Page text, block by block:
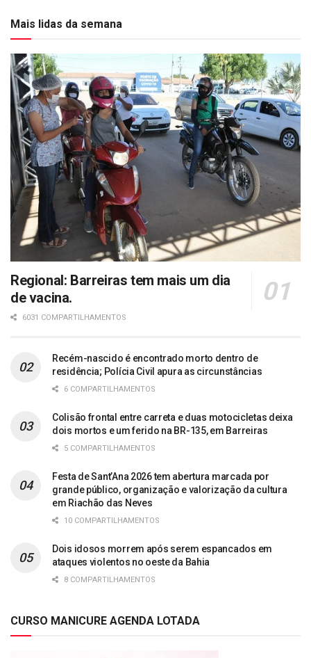
Mais lidas da semana
Regional: Barreiras tem mais um dia
de vacina.
6031 COMPARTILHAMENTOS
Recém-nascido é encontrado morto dentro de
residência; Polícia Civil apura as circunstâncias
6 COMPARTILHAMENTOS
Colisão frontal entre carreta e duas motocicletas deixa
dois mortos e um ferido na BR-135, em Barreiras
5 COMPARTILHAMENTOS
Festa de Sant’Ana 2026 tem abertura marcada por
grande público, organização e valorização da cultura
em Riachão das Neves
10 COMPARTILHAMENTOS
Dois idosos morrem após serem espancados em
ataques violentos no oeste da Bahia
8 COMPARTILHAMENTOS
CURSO MANICURE AGENDA LOTADA